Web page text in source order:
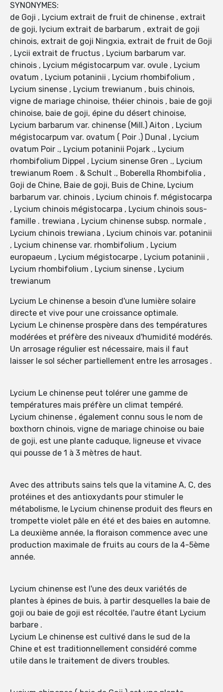
SYNONYMES:
de Goji , Lycium extrait de fruit de chinense , extrait
de goji, lycium extrait de barbarum , extrait de goji
chinois, extrait de goji Ningxia, extrait de fruit de Goji
, Lycii extrait de fructus , Lycium barbarum var.
chinois , Lycium mégistocarpum var. ovule , Lycium
ovatum , Lycium potaninii , Lycium rhombifolium ,
Lycium sinense , Lycium trewianum , buis chinois,
vigne de mariage chinoise, théier chinois , baie de goji
chinoise, baie de goji, épine du désert chinoise,
Lycium barbarum var. chinense (Mill.) Aiton , Lycium
mégistocarpum var. ovatum ( Poir .) Dunal , Lycium
ovatum Poir ., Lycium potaninii Pojark ., Lycium
rhombifolium Dippel , Lycium sinense Gren ., Lycium
trewianum Roem . & Schult ., Boberella Rhombifolia ,
Goji de Chine, Baie de goji, Buis de Chine, Lycium
barbarum var. chinois , Lycium chinois f. mégistocarpa
, Lycium chinois mégistocarpa , Lycium chinois sous-
famille . trewiana , Lycium chinense subsp. normale ,
Lycium chinois trewiana , Lycium chinois var. potaninii
, Lycium chinense var. rhombifolium , Lycium
europaeum , Lycium mégistocarpe , Lycium potaninii ,
Lycium rhombifolium , Lycium sinense , Lycium
trewianum
Lycium Le chinense a besoin d'une lumière solaire
directe et vive pour une croissance optimale.
Lycium Le chinense prospère dans des températures
modérées et préfère des niveaux d'humidité modérés.
Un arrosage régulier est nécessaire, mais il faut
laisser le sol sécher partiellement entre les arrosages .
Lycium Le chinense peut tolérer une gamme de
températures mais préfère un climat tempéré.
Lycium chinense , également connu sous le nom de
boxthorn chinois, vigne de mariage chinoise ou baie
de goji, est une plante caduque, ligneuse et vivace
qui pousse de 1 à 3 mètres de haut.
Avec des attributs sains tels que la vitamine A, C, des
protéines et des antioxydants pour stimuler le
métabolisme, le Lycium chinense produit des fleurs en
trompette violet pâle en été et des baies en automne.
La deuxième année, la floraison commence avec une
production maximale de fruits au cours de la 4-5ème
année.
Lycium chinense est l'une des deux variétés de
plantes à épines de buis, à partir desquelles la baie de
goji ou baie de goji est récoltée, l'autre étant Lycium
barbare .
Lycium Le chinense est cultivé dans le sud de la
Chine et est traditionnellement considéré comme
utile dans le traitement de divers troubles.